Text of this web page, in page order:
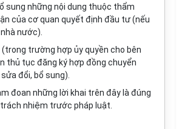
sung những nội dung thuộc thẩm
của cơ quan quyết định đầu tư (nếu
nước).
(trong trường hợp ủy quyền cho bên
thủ tục đăng ký hợp đồng chuyển
đổi, bổ sung).
đoan những lời khai trên đây là đúng
nhiệm trước pháp luật.